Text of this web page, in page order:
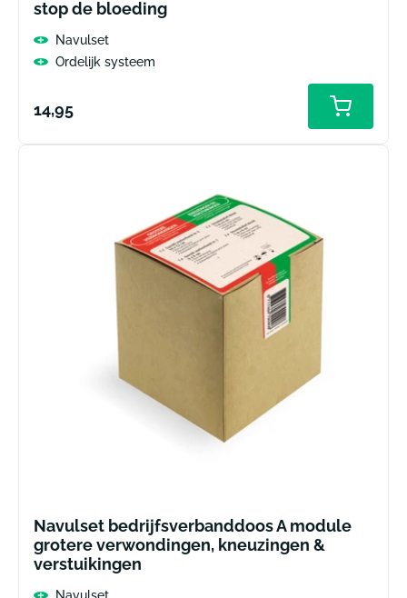
stop de bloeding
Navulset
Ordelijk systeem
Normale
14,95
Navulset bedrijfsverbanddoos A module
grotere verwondingen, kneuzingen &
verstuikingen
Navulset